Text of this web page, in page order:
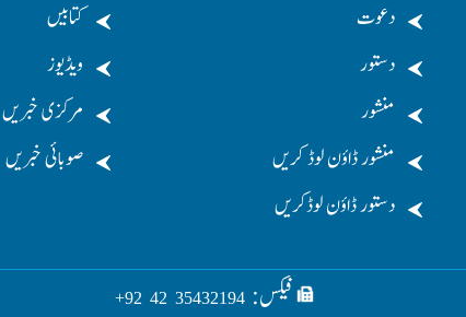
دعوت
دستور
منشور
منشور ڈاؤن لوڈ کریں
دستور ڈاؤن لوڈکریں
کتابیں
ویڈیوز
مرکزی خبریں
صوبائی خبریں
فیکس: 35432194 42 92+